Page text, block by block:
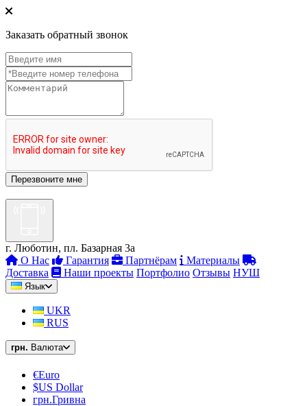
Заказать обратный звонок
г. Люботин, пл. Базарная 3а
О Нас
Гарантия Партнёрам
Материалы
Доставка
Наши проекты Портфолио Отзывы НУШ
Язык
UKR
RUS
грн. Валюта
€Euro
$US Dollar
грн.Гривна